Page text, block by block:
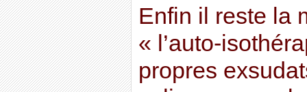
Enfin il reste la
« l’auto-
propres